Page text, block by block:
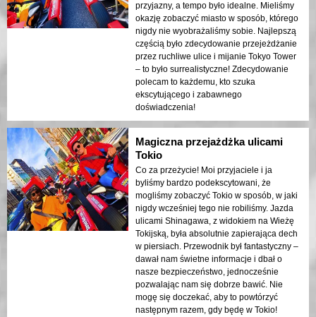
przyjazny, a tempo było idealne. Mieliśmy
okazję zobaczyć miasto w sposób, którego
nigdy nie wyobrażaliśmy sobie. Najlepszą
częścią było zdecydowanie przejeżdżanie
przez ruchliwe ulice i mijanie Tokyo Tower
– to było surrealistyczne! Zdecydowanie
polecam to każdemu, kto szuka
ekscytującego i zabawnego
doświadczenia!
Magiczna przejażdżka ulicami
Tokio
Co za przeżycie! Moi przyjaciele i ja
byliśmy bardzo podekscytowani, że
mogliśmy zobaczyć Tokio w sposób, w jaki
nigdy wcześniej tego nie robiliśmy. Jazda
ulicami Shinagawa, z widokiem na Wieżę
Tokijską, była absolutnie zapierająca dech
w piersiach. Przewodnik był fantastyczny –
dawał nam świetne informacje i dbał o
nasze bezpieczeństwo, jednocześnie
pozwalając nam się dobrze bawić. Nie
mogę się doczekać, aby to powtórzyć
następnym razem, gdy będę w Tokio!